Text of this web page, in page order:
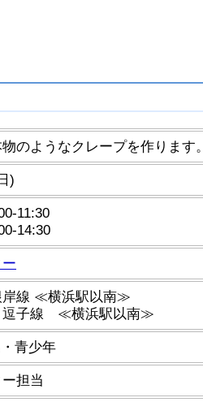
のようなクレープを作ります。
)
11:30
14:30
岸線 ≪横浜駅以南≫
逗子線 ≪横浜駅以南≫
青少年
担当